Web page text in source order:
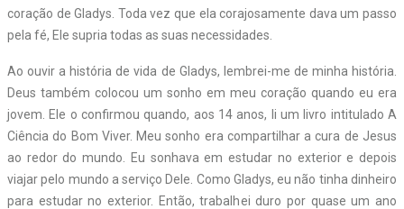
coração de Gladys. Toda vez que ela corajosamente dava um passo
pela fé, Ele supria todas as suas necessidades.
Ao ouvir a história de vida de Gladys, lembrei-me de minha história.
Deus também colocou um sonho em meu coração quando eu era
jovem. Ele o confirmou quando, aos 14 anos, li um livro intitulado A
Ciência do Bom Viver. Meu sonho era compartilhar a cura de Jesus
ao redor do mundo. Eu sonhava em estudar no exterior e depois
viajar pelo mundo a serviço Dele. Como Gladys, eu não tinha dinheiro
para estudar no exterior. Então, trabalhei duro por quase um ano